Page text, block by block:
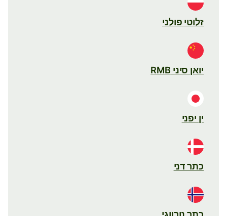
זלוטי פולני
יואן סיני RMB
ין יפני
כתר דני